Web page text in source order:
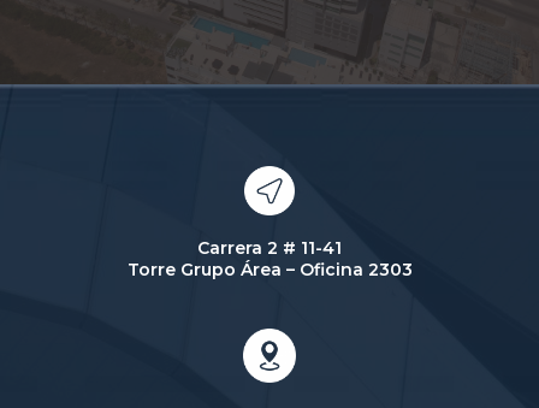
Carrera 2 # 11-41
Torre Grupo Área – Oficina 2303